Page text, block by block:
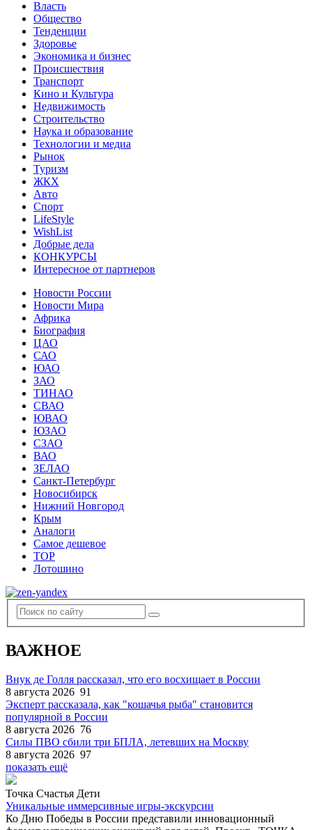
Власть
Общество
Тенденции
Здоровье
Экономика и бизнес
Происшествия
Транспорт
Кино и Культура
Недвижимость
Строительство
Наука и образование
Технологии и медиа
Рынок
Туризм
ЖКХ
Авто
Спорт
LifeStyle
WishList
Добрые дела
КОНКУРСЫ
Интересное от партнеров
Новости России
Новости Мира
Африка
Биография
ЦАО
САО
ЮАО
ЗАО
ТИНАО
СВАО
ЮВАО
ЮЗАО
СЗАО
ВАО
ЗЕЛАО
Санкт-Петербург
Новосибирск
Нижний Новгород
Крым
Аналоги
Самое дешевое
TOP
Лотошино
ВАЖНОЕ
Внук де Голля рассказал, что его восхищает в России
8 августа 2026 91
Эксперт рассказала, как "кошачья рыба" становится
популярной в России
8 августа 2026 76
Силы ПВО сбили три БПЛА, летевших на Москву
8 августа 2026 97
показать ещё
Точка Счастья Дети
Уникальные иммерсивные игры-экскурсии
Ко Дню Победы в России представили инновационный